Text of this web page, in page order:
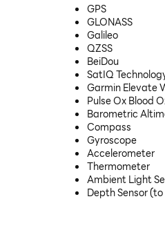
GPS
GLONASS
Galileo
QZSS
BeiDou
SatIQ
Garmin Elevate
Pulse Ox Blood
Barometric
Compass
Gyroscope
Accelerometer
Thermometer
Ambient Light
Depth Sensor